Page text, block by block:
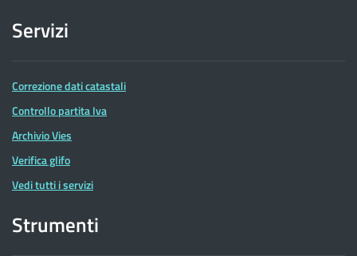
Servizi
Correzione dati catastali
Controllo partita Iva
Archivio Vies
Verifica glifo
Vedi tutti i servizi
Strumenti